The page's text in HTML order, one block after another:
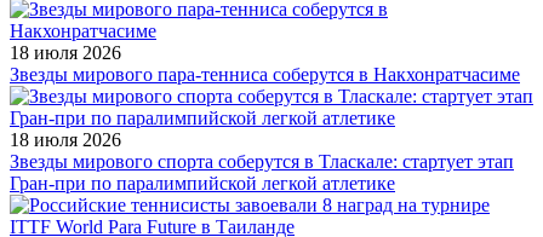
18 июля 2026
Звезды мирового пара-тенниса соберутся в Накхонратчасиме
18 июля 2026
Звезды мирового спорта соберутся в Тласкале: стартует этап
Гран-при по паралимпийской легкой атлетике